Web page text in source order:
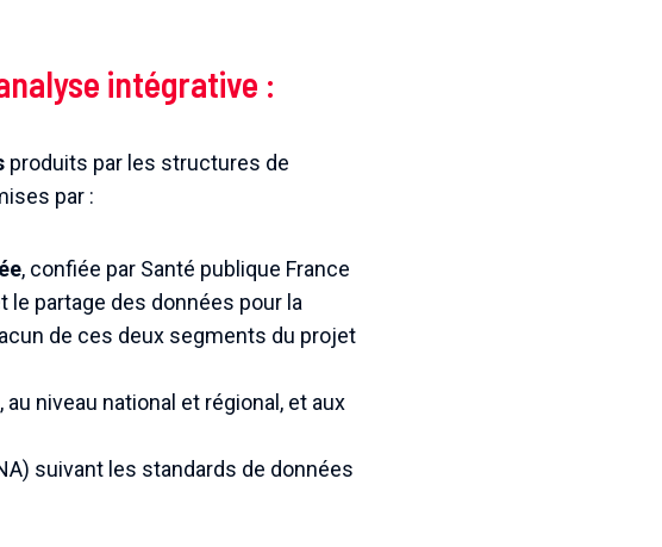
intégrative :
produits par les structures de
par :
, confiée par Santé publique France
le partage des données pour la
de ces deux segments du projet
niveau national et régional, et aux
suivant les standards de données